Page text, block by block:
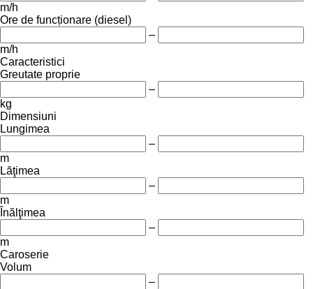
m/h
Ore de funcționare (diesel)
–
m/h
Caracteristici
Greutate proprie
–
kg
Dimensiuni
Lungimea
–
m
Lăţimea
–
m
Înălţimea
–
m
Caroserie
Volum
–